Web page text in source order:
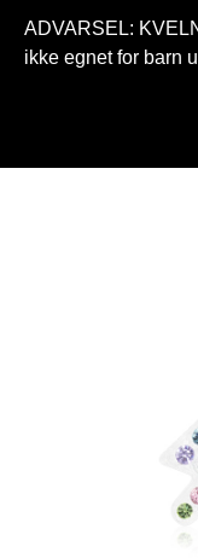
ADVARSEL:
ikke egnet for barn